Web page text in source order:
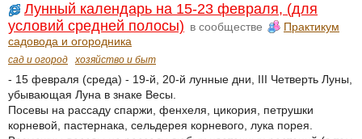
Лунный календарь на 15-23 февраля, (для
условий средней полосы) в сообществе
Практикум
садовода и огородника
сад и огород хозяйство и быт
- 15 февраля (среда) - 19-й, 20-й лунные дни, III Четверть Луны,
убывающая Луна в знаке Весы.
Посевы на рассаду спаржи, фенхеля, цикория, петрушки
корневой, пастернака, сельдерея корневого, лука порея.